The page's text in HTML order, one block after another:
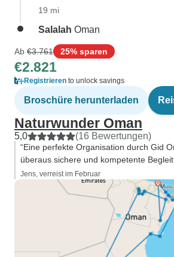
19 mi
Salalah Oman
Ab €3.761 25% sparen
€2.821
Registrieren to unlock savings
Broschüre herunterladen
Naturwunder Oman
5,0 (16 Bewertungen)
“Eine perfekte Organisation durch Gid
überaus sichere und kompetente
Jens, verreist im Februar